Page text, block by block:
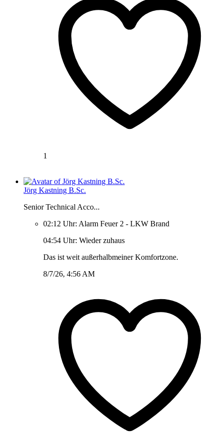
1
Jörg Kastning B.Sc.
Senior Technical Acco...
02:12 Uhr: Alarm Feuer 2 - LKW Brand
04:54 Uhr: Wieder zuhaus
Das ist weit außerhalbmeiner Komfortzone.
8/7/26, 4:56 AM